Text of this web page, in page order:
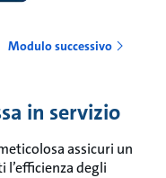
Modulo successivo
in servizio
assicuri un
degli